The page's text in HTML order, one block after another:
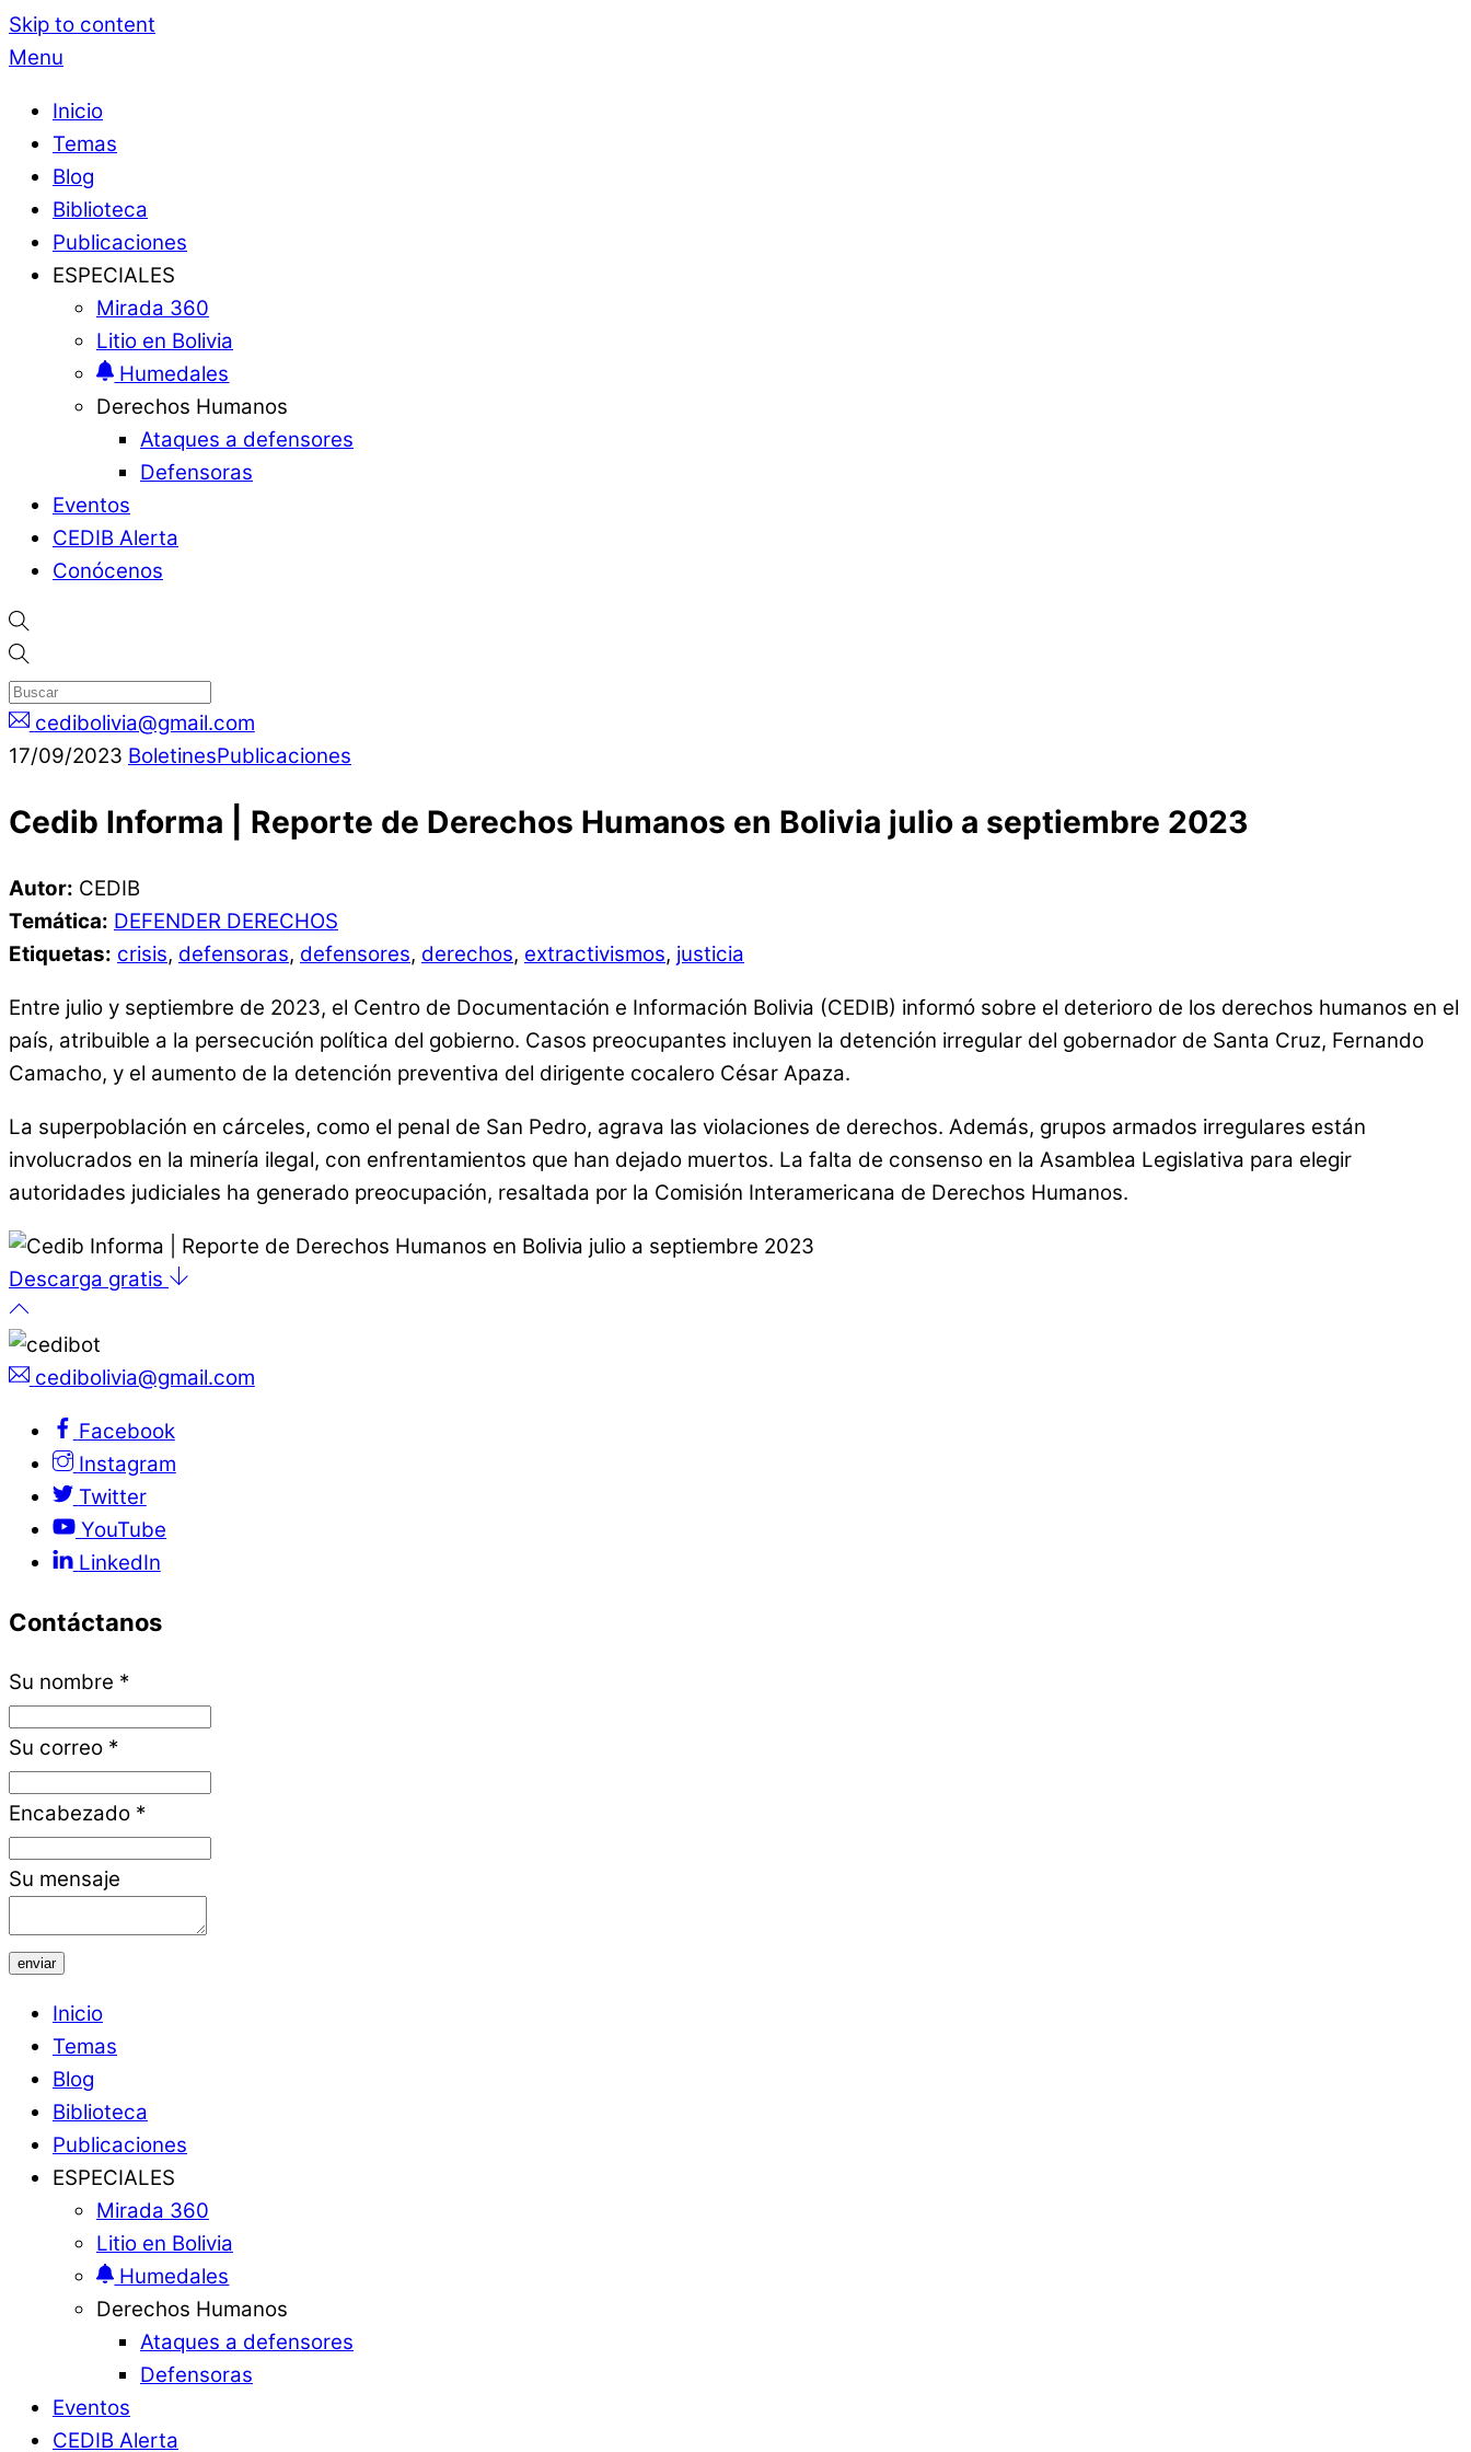
Skip to content
Menu
Inicio
Temas
Blog
Biblioteca
Publicaciones
ESPECIALES
Mirada 360
Litio en Bolivia
Humedales
Derechos Humanos
Ataques a defensores
Defensoras
Eventos
CEDIB Alerta
Conócenos
cedibolivia@gmail.com
17/09/2023 BoletinesPublicaciones
Cedib Informa | Reporte de Derechos Humanos en Bolivia julio a septiembre 2023
Autor: CEDIB
Temática: DEFENDER DERECHOS
Etiquetas: crisis, defensoras, defensores, derechos, extractivismos, justicia
Entre julio y septiembre de 2023, el Centro de Documentación e Información Bolivia (CEDIB) informó sobre el deterioro de los derechos humanos en el
país, atribuible a la persecución política del gobierno. Casos preocupantes incluyen la detención irregular del gobernador de Santa Cruz, Fernando
Camacho, y el aumento de la detención preventiva del dirigente cocalero César Apaza.
La superpoblación en cárceles, como el penal de San Pedro, agrava las violaciones de derechos. Además, grupos armados irregulares están
involucrados en la minería ilegal, con enfrentamientos que han dejado muertos. La falta de consenso en la Asamblea Legislativa para elegir
autoridades judiciales ha generado preocupación, resaltada por la Comisión Interamericana de Derechos Humanos.
Descarga gratis
cedibolivia@gmail.com
Facebook
Instagram
Twitter
YouTube
LinkedIn
Contáctanos
Su nombre *
Su correo *
Encabezado *
Su mensaje
enviar
Inicio
Temas
Blog
Biblioteca
Publicaciones
ESPECIALES
Mirada 360
Litio en Bolivia
Humedales
Derechos Humanos
Ataques a defensores
Defensoras
Eventos
CEDIB Alerta